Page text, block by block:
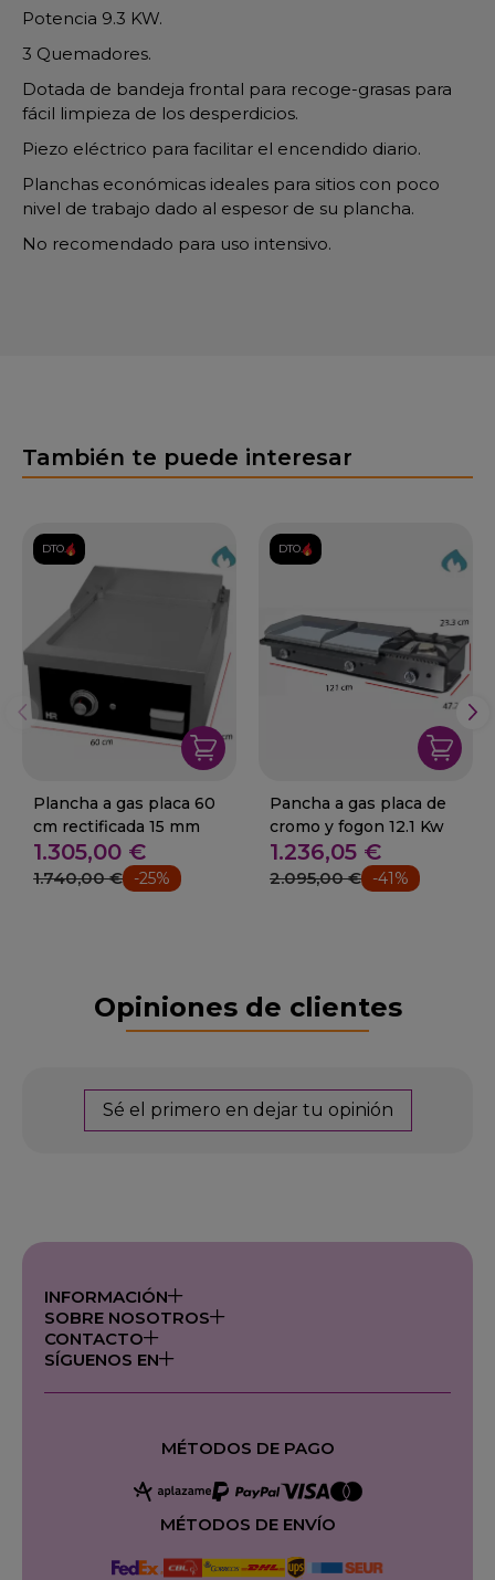
Potencia 9.3 KW.
3 Quemadores.
Dotada de bandeja frontal para recoge-grasas para
fácil limpieza de los desperdicios.
Piezo eléctrico para facilitar el encendido diario.
Planchas económicas ideales para sitios con poco
nivel de trabajo dado al espesor de su plancha.
No recomendado para uso intensivo.
También te puede interesar
DTO.
Plancha a gas placa 60
cm rectificada 15 mm
1.305,00 €
1.740,00 € -25%
DTO.
Pancha a gas placa de
cromo y fogon 12.1 Kw
1.236,05 €
2.095,00 € -41%
Opiniones de clientes
Sé el primero en dejar tu opinión
INFORMACIÓN
SOBRE NOSOTROS
CONTACTO
SÍGUENOS EN
MÉTODOS DE PAGO
MÉTODOS DE ENVÍO